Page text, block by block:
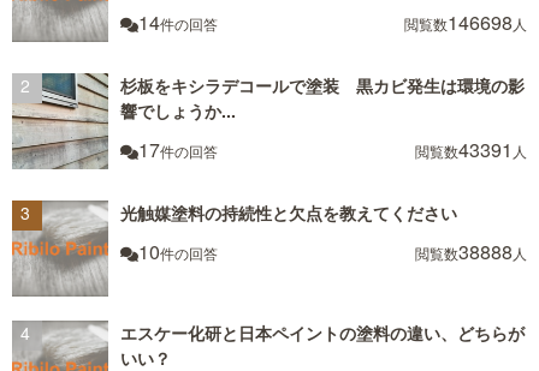
14件の回答 閲覧数146698 人
杉板をキシラデコールで塗装 黒カビ発生は環境の影
響でしょうか...
17件の回答 閲覧数43391 人
光触媒塗料の持続性と欠点を教えてください
10件の回答 閲覧数38888 人
エスケー化研と日本ペイントの塗料の違い、どちらが
いい？